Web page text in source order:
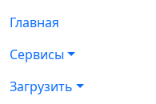
Главная
Сервисы
Загрузить